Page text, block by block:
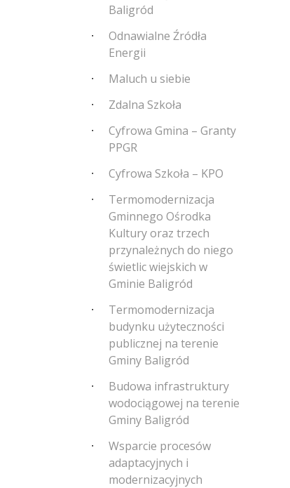
Baligród
Odnawialne Źródła
Energii
Maluch u siebie
Zdalna Szkoła
Cyfrowa Gmina – Granty
PPGR
Cyfrowa Szkoła – KPO
Termomodernizacja
Gminnego Ośrodka
Kultury oraz trzech
przynależnych do niego
świetlic wiejskich w
Gminie Baligród
Termomodernizacja
budynku użyteczności
publicznej na terenie
Gminy Baligród
Budowa infrastruktury
wodociągowej na terenie
Gminy Baligród
Wsparcie procesów
adaptacyjnych i
modernizacyjnych